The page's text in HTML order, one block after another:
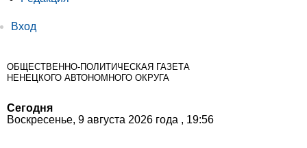
Вход
ОБЩЕСТВЕННО-ПОЛИТИЧЕСКАЯ ГАЗЕТА
НЕНЕЦКОГО АВТОНОМНОГО ОКРУГА
Сегодня
Воскресенье, 9 августа 2026 года , 19:56